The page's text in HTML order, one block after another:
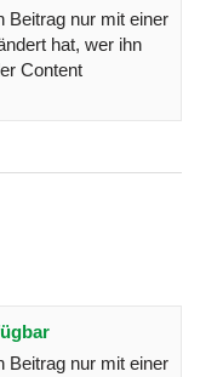
Beitrag nur mit einer
hat, wer ihn
Content
Beitrag nur mit einer